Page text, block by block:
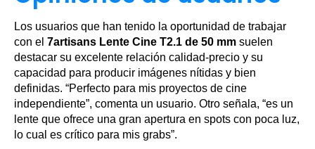
Los usuarios que han tenido la oportunidad de trabajar
con el 7artisans Lente Cine T2.1 de 50 mm suelen
destacar su excelente relación calidad-precio y su
capacidad para producir imágenes nítidas y bien
definidas. “Perfecto para mis proyectos de cine
independiente”, comenta un usuario. Otro señala, “es un
lente que ofrece una gran apertura en spots con poca luz,
lo cual es crítico para mis grabs”.